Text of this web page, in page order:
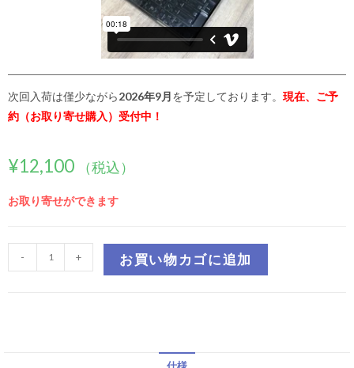
次回入荷は僅少ながら2026年9月を予定しております。 現在、ご予
約（お取り寄せ購入）受付中！
¥12,100 （税込）
お取り寄せができます
- + お買い物カゴに追加